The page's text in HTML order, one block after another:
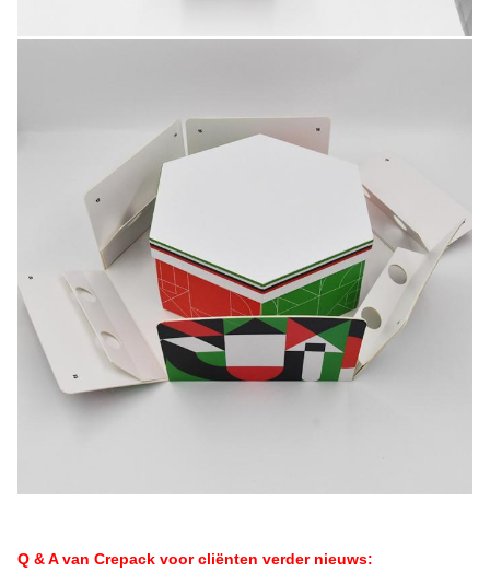
Q & A van Crepack voor cliënten verder nieuws: